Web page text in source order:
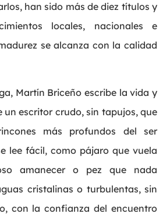
han sido más de diez títulos y
locales, nacionales e
se alcanza con la calidad
Martín Briceño escribe la vida y
un escritor crudo, sin tapujos, que
más profundos del ser
lee fácil, como pájaro que vuela
amanecer o pez que nada
cristalinas o turbulentas, sin
con la confianza del encuentro